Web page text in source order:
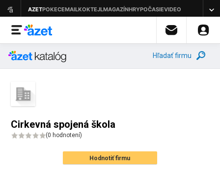
Hľadať firmu
Cirkevná spojená škola
(0 hodnotení)
Hodnotiť firmu